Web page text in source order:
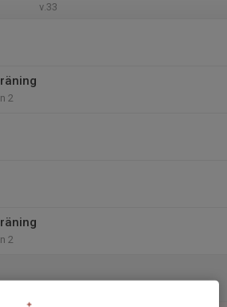
v.33
2
2